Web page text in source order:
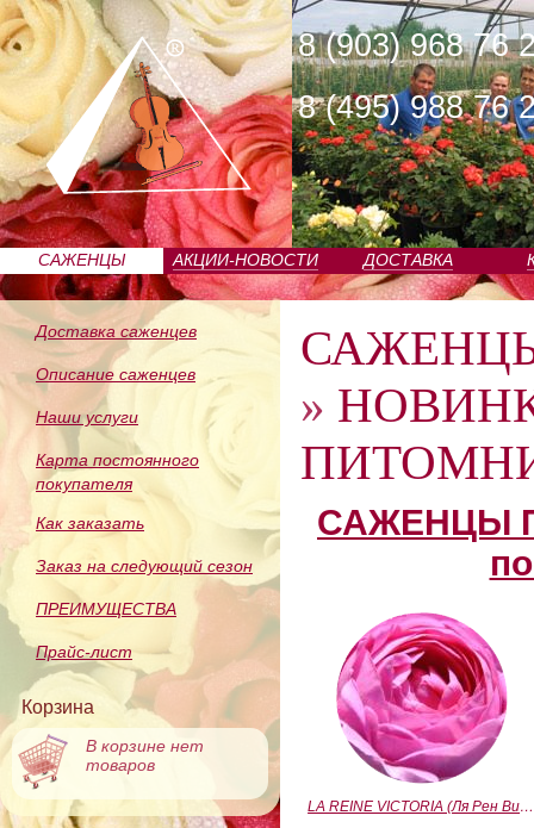
8 (903) 968 76
8 (495) 988 76
САЖЕНЦЫ
ПИТОМНИКА
АКЦИИ-НОВОСТИ ДОСТАВКА
Доставка саженцев
Описание саженцев
Наши услуги
Карта постоянного
покупателя
Как заказать
Заказ на следующий сезон
ПРЕИМУЩЕСТВА
Прайс-лист
Корзина
В корзине нет
товаров
»
САЖЕНЦЫ
LA REINE VICTORIA (Ля Рен Виктория)